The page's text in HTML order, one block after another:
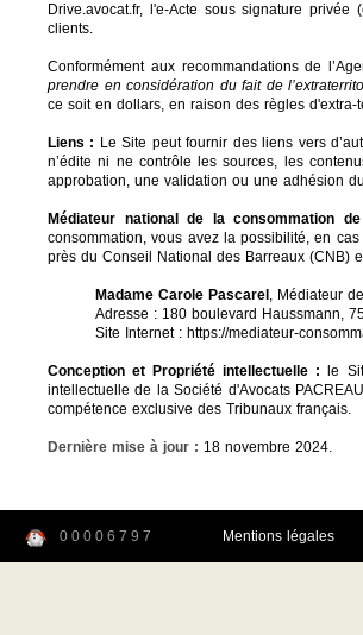
Drive.avocat.fr, l'e-Acte sous signature
clients.
Conformément aux recommandations de
prendre en considération du fait de
ce soit en dollars, en raison des règles
Liens : Le Site peut fournir des liens vers
n’édite ni ne contrôle les sources, les
approbation, une validation ou une adhésion
Médiateur national de la consommation
consommation, vous avez la possibilité, en
près du Conseil National des Barreaux (CNB)
Madame Carole Pascarel , Médiateur
Adresse : 180 boulevard Haussmann,
Site Internet : https://mediateur-
Conception et Propriété intellectuelle : le
intellectuelle de la Société d'Avocats
compétence exclusive des Tribunaux français.
Dernière mise à jour : 18 novembre 2024.
0 0 0 0 6 7 9 7 Mentions légales